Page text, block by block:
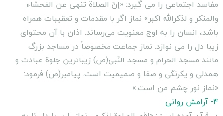
مفاسد اجتماعی را می گیرد: «إنّ الصلاة تنهی عن الفحشاء
والمنکر و لذکرالله اکبر» نماز اگر با مقدمات و تعقیبات همراه
باشد،‌ انسان را به اوج معنویت می‌رساند. اذان با آن محتوای
زیبا دل را می نوازد. نماز جماعت مخصوصاً در مساجد بزرگ
مانند مسجد الحرام و مسجد النّبی(ص) زیباترین جلوة عبادت و
همدلی و یکرنگی و صفا و صمیمیت است. پیامبر(ص) فرمود:
«نماز نور چشم من است.»
4- آرامش روانى